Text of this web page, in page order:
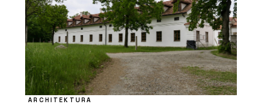
ARCHITEKTURA